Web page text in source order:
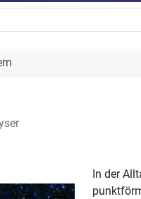
In der